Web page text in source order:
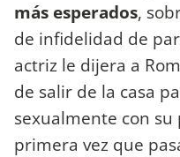
más esperados,
de infidelidad de
actriz le dijera a
de salir de la casa
sexualmente con su
primera vez que